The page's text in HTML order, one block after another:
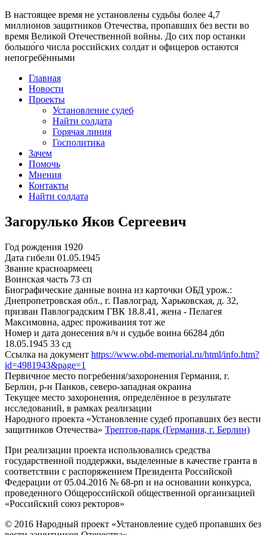
В настоящее время не установлены судьбы более 4,7
миллионов защитников Отечества, пропавших без вести во
время Великой Отечественной войны. До сих пор останки
большо́го числа российских солдат и офицеров остаются
непогребёнными
Главная
Новости
Проекты
Установление судеб
Найти солдата
Горячая линия
Госполитика
Зачем
Помочь
Мнения
Контакты
Найти солдата
Загорулько Яков Сергеевич
Год рождения 1920
Дата гибели 01.05.1945
Звание красноармеец
Воинская часть 73 сп
Биографические данные воина из карточки ОБД урож.:
Днепропетровская обл., г. Павлоград, Харьковская, д. 32,
призван Павлоградским ГВК 18.8.41, жена - Пелагея
Максимовна, адрес проживания тот же
Номер и дата донесения в/ч и судьбе воина 66284 дбп
18.05.1945 33 сд
Ссылка на документ https://www.obd-memorial.ru/html/info.htm?
id=4981943&page=1
Первичное место погребения/захоронения Германия, г.
Берлин, р-н Панков, северо-западная окраина
Текущее место захоронения, определённое в результате
исследований, в рамках реализации
Народного проекта «Установление судеб пропавших без вести
защитников Отечества» Трептов-парк (Германия, г. Берлин)
При реализации проекта использовались средства
государственной поддержки, выделенные в качестве гранта в
соответствии с распоряжением Президента Российской
Федерации от 05.04.2016 № 68-рп и на основании конкурса,
проведенного Общероссийской общественной организацией
«Российский союз ректоров»
© 2016 Народный проект «Установление судеб пропавших без